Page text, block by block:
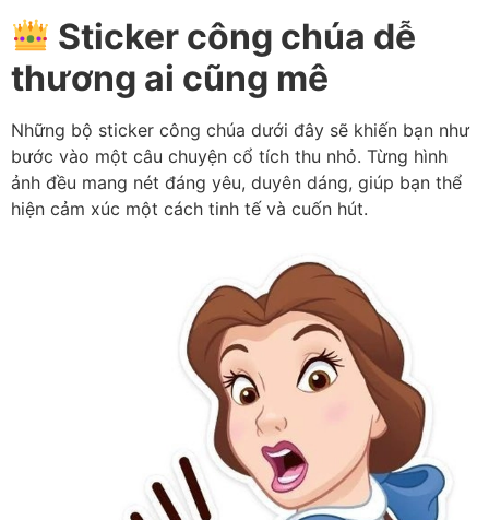
Sticker công chúa dễ
thương ai cũng mê
Những bộ sticker công chúa dưới đây sẽ khiến bạn như
bước vào một câu chuyện cổ tích thu nhỏ. Từng hình
ảnh đều mang nét đáng yêu, duyên dáng, giúp bạn thể
hiện cảm xúc một cách tinh tế và cuốn hút.